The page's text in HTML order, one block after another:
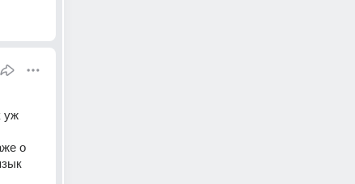
уж
о